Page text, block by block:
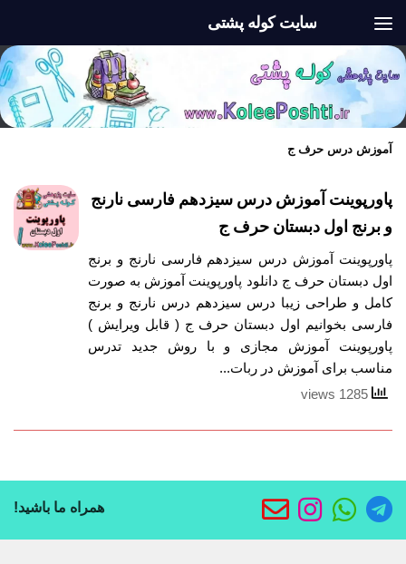
سایت کوله پشتی
آموزش درس حرف ج
پاورپوینت آموزش درس سیزدهم فارسی نارنج
و برنج اول دبستان حرف ج
پاورپوینت آموزش درس سیزدهم فارسی نارنج و برنج
اول دبستان حرف ج دانلود پاورپوینت آموزش به صورت
کامل و طراحی زیبا درس سیزدهم درس نارنج و برنج
فارسی بخوانیم اول دبستان حرف ج ( قابل ویرایش )
پاورپوینت آموزش مجازی و با روش جدید تدرس
مناسب برای آموزش در ربات...
همراه ما باشید!